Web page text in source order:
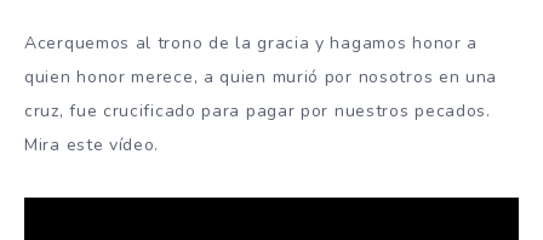
Acerquemos al trono de la gracia y hagamos honor a
quien honor merece, a quien murió por nosotros en una
cruz, fue crucificado para pagar por nuestros pecados.
Mira este vídeo.